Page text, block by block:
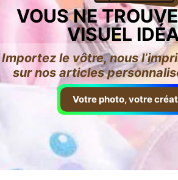
VOUS NE
VISUEL
Importez le vôtre, nous
sur nos articles
Votre photo, votre